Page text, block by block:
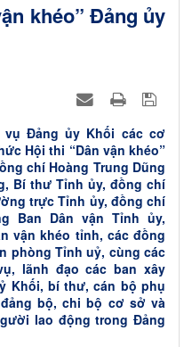
khéo” Đảng ủy
vụ Đảng ủy Khối các cơ
Hội thi “Dân vận khéo”
chí Hoàng Trung Dũng
Bí thư Tỉnh ủy, đồng chí
trực Tỉnh ủy, đồng chí
Ban Dân vận Tỉnh ủy,
vận khéo tỉnh, các đồng
phòng Tỉnh uỷ, cùng các
lãnh đạo các ban xây
Khối, bí thư, cán bộ phụ
bộ, chi bộ cơ sở và
lao động trong Đảng